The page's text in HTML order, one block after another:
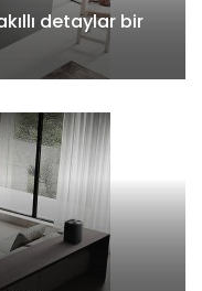
detaylar bir